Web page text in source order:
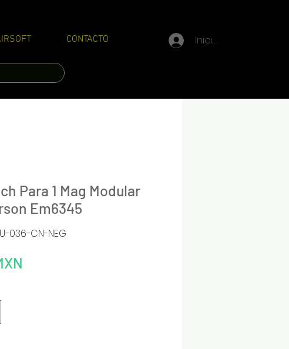
CONTACTO Iniciar sesión
Para 1 Mag Modular
Em6345
036-CN-NEG